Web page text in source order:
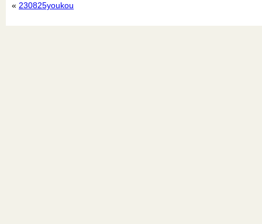
« 230825youkou